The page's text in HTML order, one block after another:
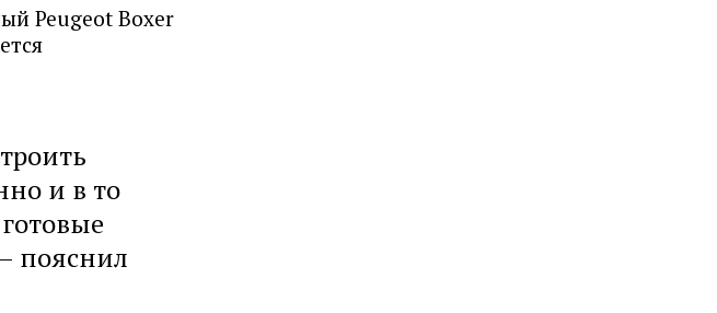
Peugeot Boxer
и в то
пояснил